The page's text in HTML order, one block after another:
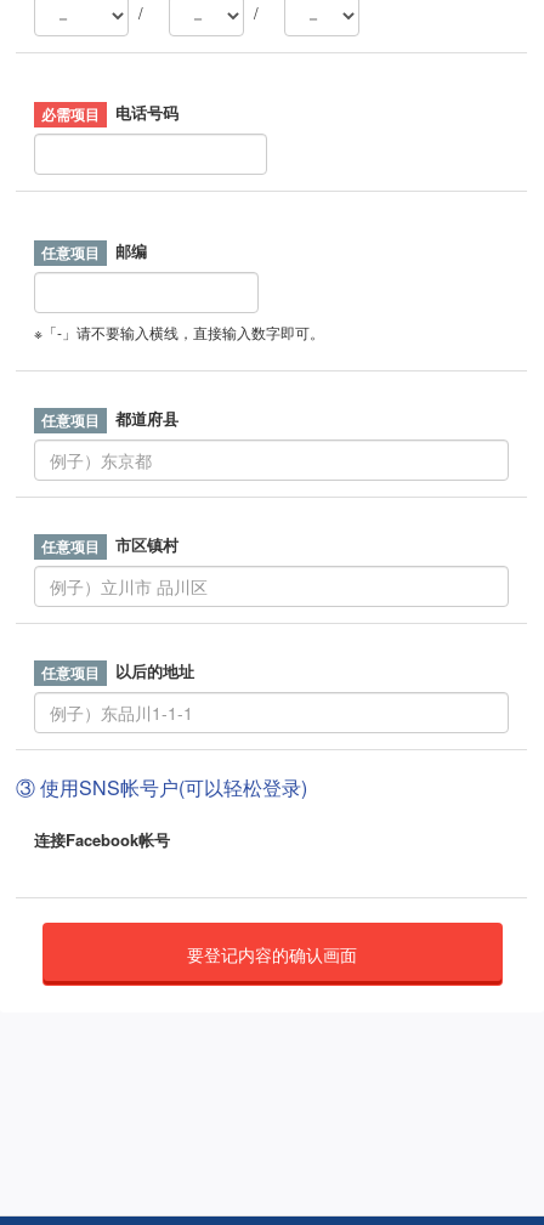
/
/
电话号码
邮编
※「-」请不要输入横线，直接输入数字即可。
都道府县
市区镇村
以后的地址
③ 使用SNS帐号户(可以轻松登录)
连接Facebook帐号